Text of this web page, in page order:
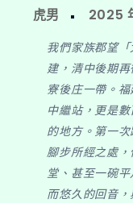
我們家族郡望
建，清中後期
寮後庄一帶。
中繼站，更是
的地方。第一
腳步所經之處
堂、甚至一碗
而悠久的回音